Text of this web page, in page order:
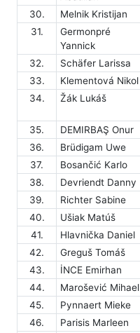
30. Melnik Kristijan
31.
Germonpré
Yannick
32. Schäfer Larissa
33.
Klementová Nikol
34.
Žák Lukáš
35.
DEMIRBAŞ Onur
36.
Brüdigam Uwe
37.
Bosančić Karlo
38.
Devriendt Danny
39.
Richter Sabine
40.
Ušiak Matúš
41.
Hlavnička Daniel
42.
Greguš Tomáš
43.
İNCE Emirhan
44.
Marošević Mihael
45.
Pynnaert Mieke
46.
Parisis Marleen